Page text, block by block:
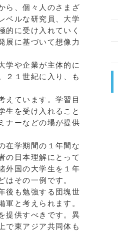
ら、個々人のさまざ
ベルな研究員、大学
的に受け入れていく
展に基づいて想像力
学や企業が主体的に
２１世紀に入り、も
えています。学習目
生を受け入れること
ナーなどの場が提供
在学期間の１年間な
の日本理解にとって
外国の大学生を１年
はその一例です。
後も勉強する団塊世
と考えられます。
提供すべきです。異
で東アジア共同体も